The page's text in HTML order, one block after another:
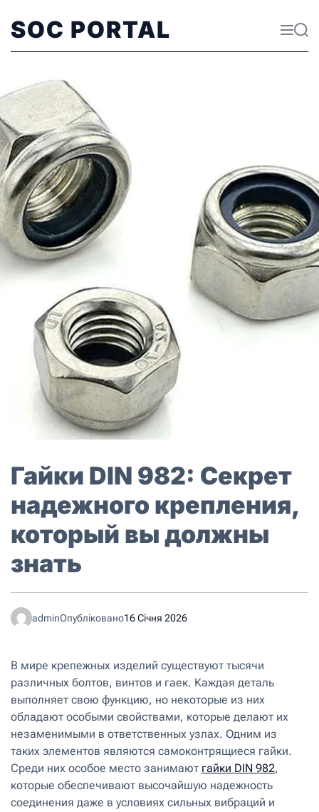
SOC PORTAL
Гайки DIN 982: Секрет
надежного крепления,
который вы должны
знать
adminОпубліковано16 Січня 2026
В мире крепежных изделий существуют тысячи
различных болтов, винтов и гаек. Каждая деталь
выполняет свою функцию, но некоторые из них
обладают особыми свойствами, которые делают их
незаменимыми в ответственных узлах. Одним из
таких элементов являются самоконтрящиеся гайки.
Среди них особое место занимают гайки DIN 982,
которые обеспечивают высочайшую надежность
соединения даже в условиях сильных вибраций и